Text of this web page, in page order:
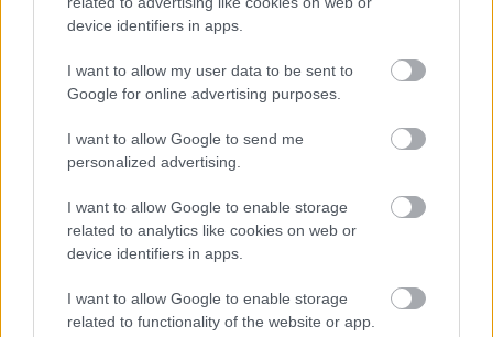
device identifiers in apps.
I want to allow my user data to be sent to
Google for online advertising purposes.
I want to allow Google to send me
personalized advertising.
I want to allow Google to enable storage
related to analytics like cookies on web or
device identifiers in apps.
I want to allow Google to enable storage
related to functionality of the website or app.
Egészséges határok a kapcsolatokban 70 év